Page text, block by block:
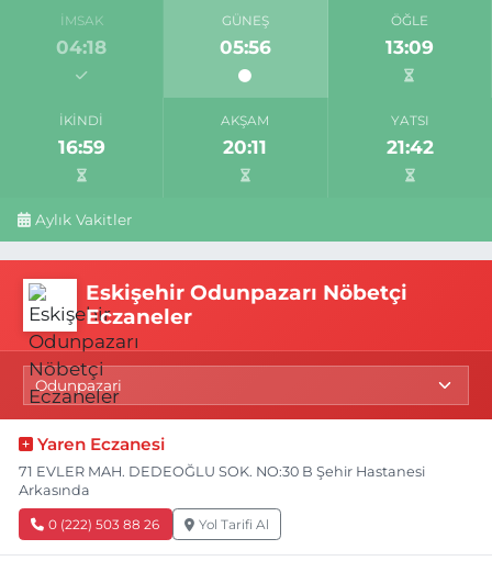
İMSAK
04:18
GÜNEŞ
05:56
ÖĞLE
13:09
İKINDI
16:59
AKŞAM
20:11
YATSI
21:42
Aylık Vakitler
Eskişehir Odunpazarı Nöbetçi
Eczaneler
Yaren Eczanesi
71 EVLER MAH. DEDEOĞLU SOK. NO:30 B Şehir Hastanesi
Arkasında
0 (222) 503 88 26 Yol Tarifi Al